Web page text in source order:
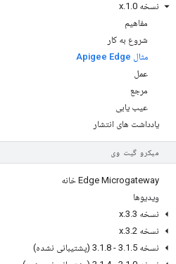
نسخه 1
.0
.
x
مفاهیم
شروع به کار
مثال Apigee Edge
عمل
مرجع
عیب یابی
یادداشت های انتشار
میکرو گیت وی
Edge Microgateway خانه
ویدیوها
نسخه 3
.3
.
x
نسخه 3
.2
.
x
نسخه 3
.1 .5 - 3
.1 .8 (پشتیبانی نشده)